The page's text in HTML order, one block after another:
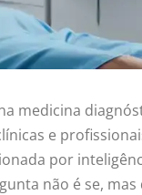
medicina
e
por
não é se,